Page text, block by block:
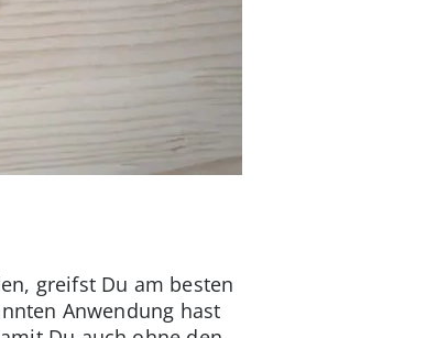
greifst Du am besten
Anwendung hast